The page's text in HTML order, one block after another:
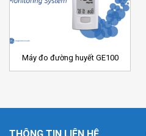
Add to
Wishlist
Máy đo đường huyết GE100